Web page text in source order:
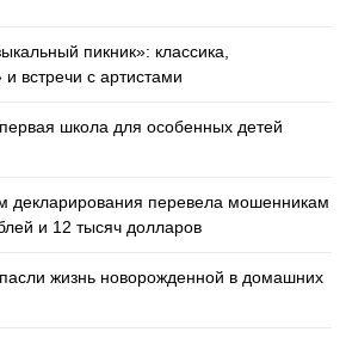
пикник»: классика,
встречи с артистами
школа для особенных детей
декларирования перевела мошенникам
и 12 тысяч долларов
жизнь новорожденной в домашних